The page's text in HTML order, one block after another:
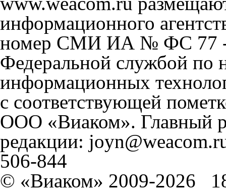
информационного
номер СМИ ИА № ФС 77 -
Федеральной службой по
информационных
с соответствующей
ООО «Виаком». Главный
редакции:
506-844
© «Виаком» 2009-2026